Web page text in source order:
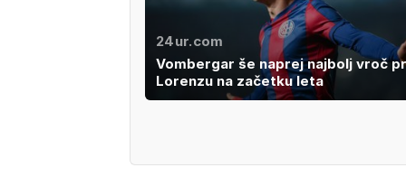
24ur.com
Vombergar še naprej najbolj vroč
Lorenzu na začetku leta